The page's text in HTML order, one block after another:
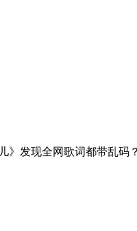
发现全网歌词都带乱